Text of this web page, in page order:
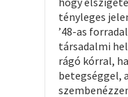
tényleges
’48-as
társadalmi
rágó kórral,
betegséggel,